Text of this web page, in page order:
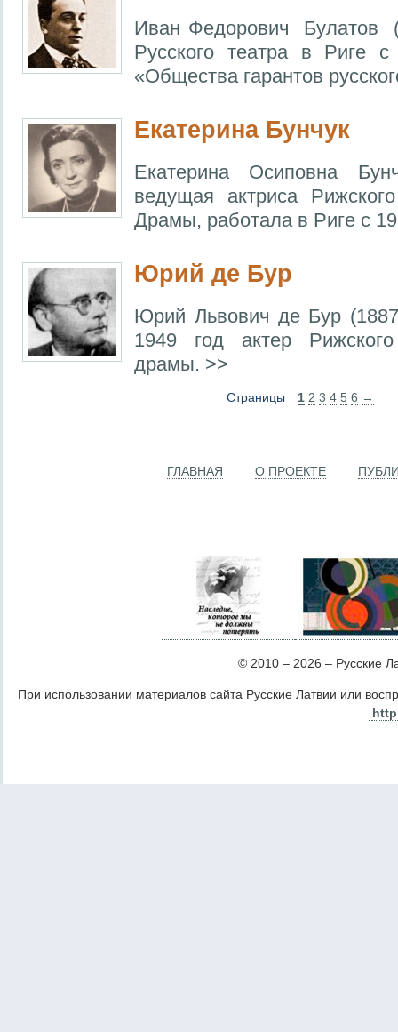
Иван Федорович Булатов
Русского театра в Риге
«Общества гарантов
Екатерина Бунчук
Екатерина Осиповна
ведущая актриса
Драмы, работала в Риге с
Юрий де Бур
Юрий Львович де Бур
1949 год актер
драмы. >>
Страницы 1 2 3 4 5 6 →
ГЛАВНАЯ О ПРОЕКТЕ
© 2010 – 2026 – Русские
При использовании материалов сайта Русские Латвии или